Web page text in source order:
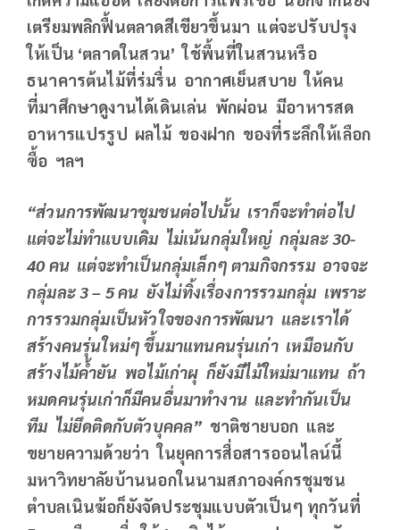
เตรียมพลิกฟื้นตลาดสีเขียวขึ้นมา แต่จะปรับปรุง
ให้เป็น ‘ตลาดในสวน’ ใช้พื้นที่ในสวนหรือ
ธนาคารต้นไม้ที่ร่มรื่น อากาศเย็นสบาย ให้คน
ที่มาศึกษาดูงานได้เดินเล่น พักผ่อน มีอาหารสด
อาหารแปรรูป ผลไม้ ของฝาก ของที่ระลึกให้เลือก
ซื้อ ฯลฯ
“ส่วนการพัฒนาชุมชนต่อไปนั้น เราก็จะทำต่อไป
แต่จะไม่ทำแบบเดิม ไม่เน้นกลุ่มใหญ่ กลุ่มละ30-
40 คน แต่จะทำเป็นกลุ่มเล็กๆ ตามกิจกรรม อาจจะ
กลุ่มละ 3 – 5 คน ยังไม่ทิ้งเรื่องการรวมกลุ่ม เพราะ
การรวมกลุ่มเป็นหัวใจของการพัฒนา และเราได้
สร้างคนรุ่นใหม่ๆ ขึ้นมาแทนคนรุ่นเก่า เหมือนกับ
สร้างไม้ค้ำยัน พอไม้เก่าผุ ก็ยังมีไม้ใหม่มาแทน ถ้า
หมดคนรุ่นเก่าก็มีคนอื่นมาทำงาน และทำกันเป็น
ทีม ไม่ยึดติดกับตัวบุคคล” ชาติชายบอก และ
ขยายความด้วยว่า ในยุคการสื่อสารออนไลน์นี้
มหาวิทยาลัยบ้านนอกในนามสภาองค์กรชุมชน
ตำบลเนินฆ้อก็ยังจัดประชุมแบบตัวเป็นๆ ทุกวันที่